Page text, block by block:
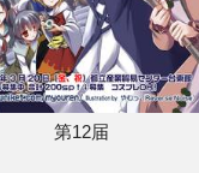
第12届